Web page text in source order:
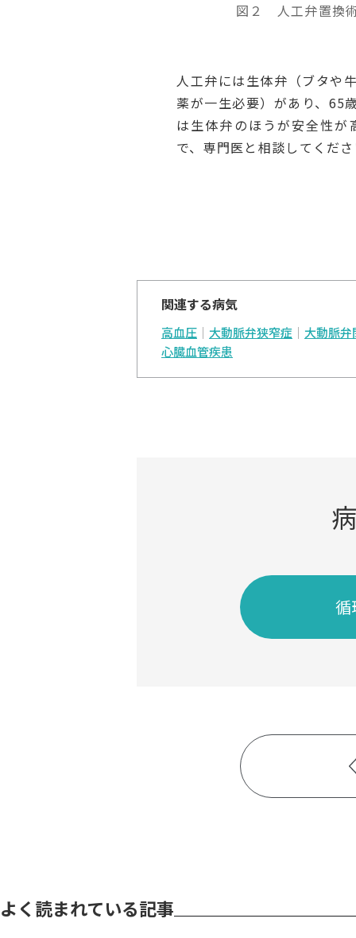
図２ 人工弁置換
人工弁には生体弁（ブタや
薬が一生必要）があり、65
は生体弁のほうが安全性
で、専門医と相談してくだ
関連する病気
高血圧 大動脈弁狭窄症
大動脈
心臓血管疾患
循
よく読まれている記事